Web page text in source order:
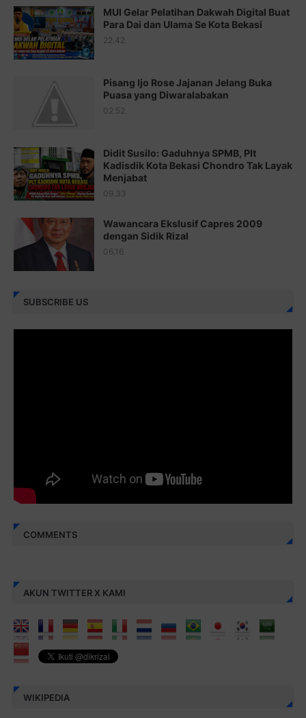
Juz 17 ⇨http://j.mp/2brHsFz
Juz 18 ⇨http://j.mp/2b8SCfc
http://j.mp/2bFSq95
http://j.mp/2brI1zc
Juz 22 ⇨http://j.mp/2bFRxNP
Juz 23 ⇨http://j.mp/2brItxm
Juz 25 ⇨ http://j.mp/2brImlf
Juz 26 ⇨http://j.mp/2bFRHF2
MUI Gelar Pelatihan Dakwah Digital Buat
Para Dai dan Ulama Se Kota Bekasi
22.42
Pisang Ijo Rose Jajanan Jelang Buka
Puasa yang Diwaralabakan
02.52
Didit Susilo: Gaduhnya SPMB, Plt
Kadisdik Kota Bekasi Chondro Tak Layak
Menjabat
09.33
Wawancara Ekslusif Capres 2009
dengan Sidik Rizal
06.16
SUBSCRIBE US
COMMENTS
AKUN TWITTER X KAMI
WIKIPEDIA